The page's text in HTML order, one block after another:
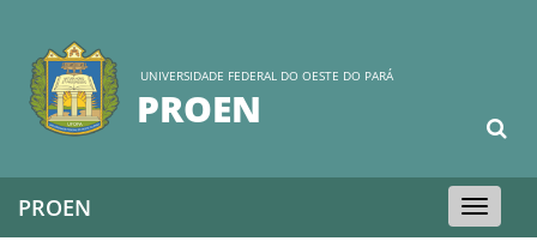
UNIVERSIDADE FEDERAL DO OESTE DO PARÁ
PROEN
Toggle
navigation
PROEN